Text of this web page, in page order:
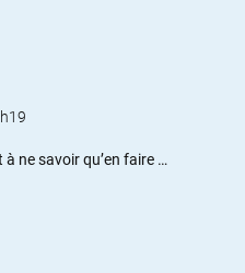
à ne savoir qu’en faire …